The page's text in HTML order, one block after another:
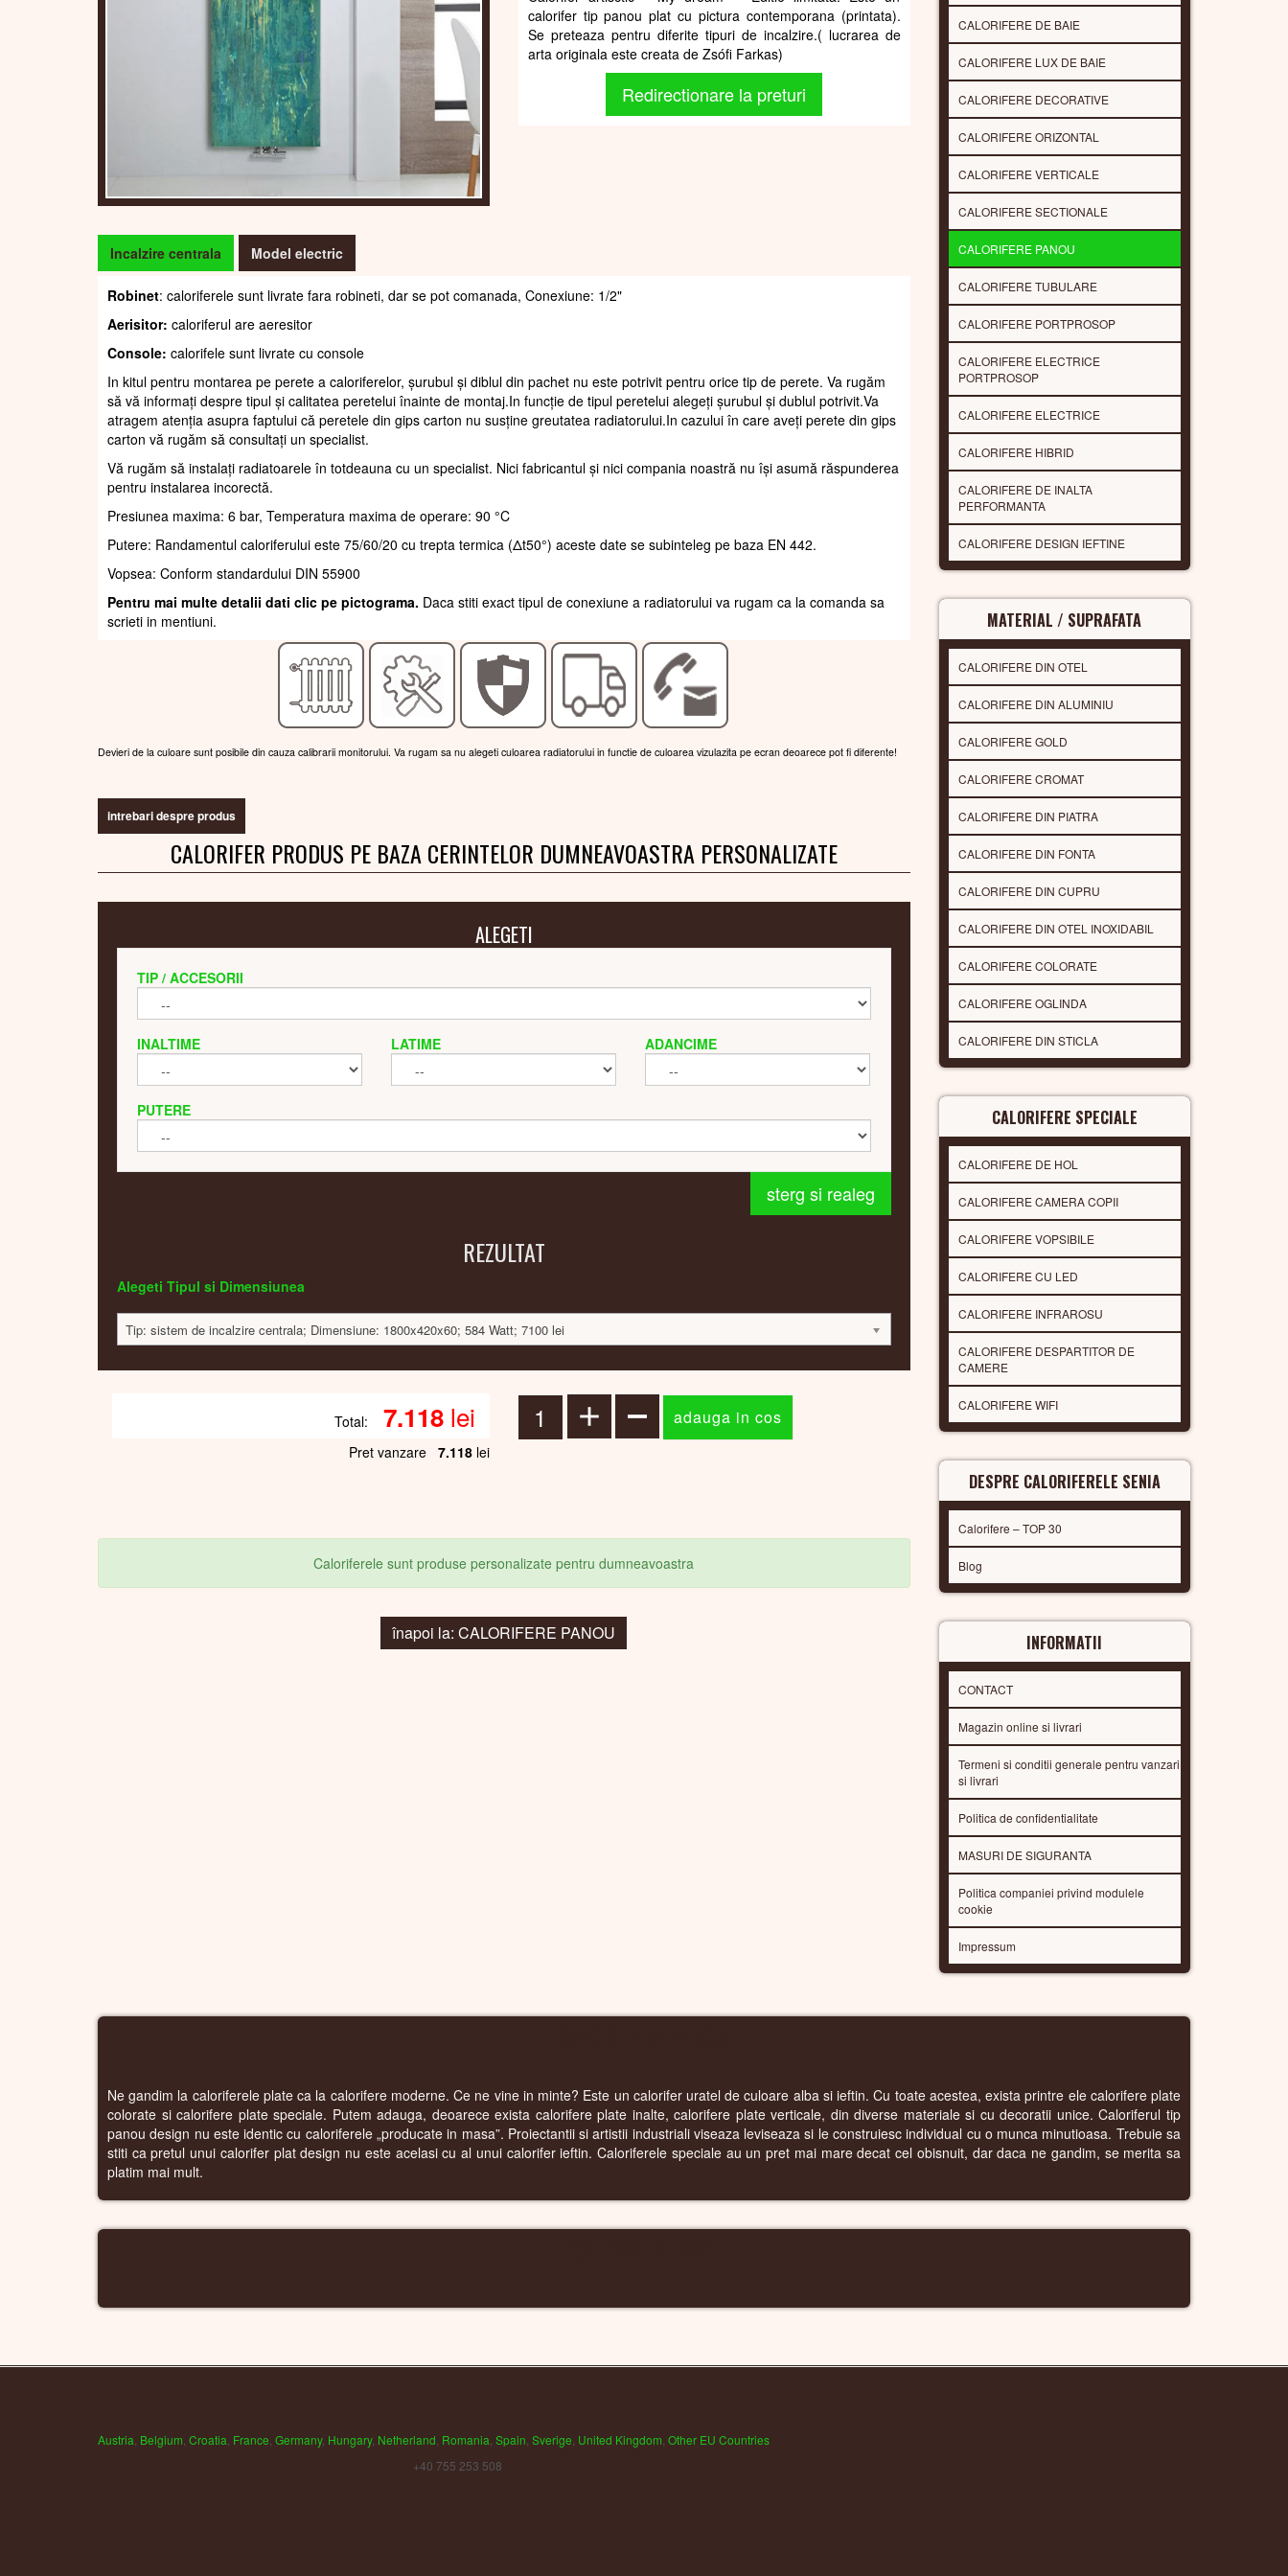
calorifer tip panou plat cu pictura contemporana (printata).
Se preteaza pentru diferite tipuri de incalzire.( lucrarea de
arta originala este creata de Zsófi Farkas)
Redirectionare la preturi
Incalzire centrala Model electric
Robinet: caloriferele sunt livrate fara robineti, dar se pot comanada, Conexiune: 1/2"
Aerisitor: caloriferul are aeresitor
Console: calorifele sunt livrate cu console
In kitul pentru montarea pe perete a caloriferelor, șurubul și diblul din pachet nu este potrivit pentru orice tip de perete. Va rugăm
să vă informați despre tipul și calitatea peretelui înainte de montaj.In funcție de tipul peretelui alegeți șurubul și dublul potrivit.Va
atragem atenția asupra faptului că peretele din gips carton nu susține greutatea radiatorului.In cazului în care aveți perete din gips
carton vă rugăm să consultați un specialist.
Vă rugăm să instalați radiatoarele în totdeauna cu un specialist. Nici fabricantul și nici compania noastră nu își asumă răspunderea
pentru instalarea incorectă.
Presiunea maxima: 6 bar, Temperatura maxima de operare: 90 °C
Putere: Randamentul caloriferului este 75/60/20 cu trepta termica (Δt50°) aceste date se subinteleg pe baza EN 442.
Vopsea: Conform standardului DIN 55900
Pentru mai multe detalii dati clic pe pictograma. Daca stiti exact tipul de conexiune a radiatorului va rugam ca la comanda sa
scrieti in mentiuni.
Devieri de la culoare sunt posibile din cauza calibrarii monitorului. Va rugam sa nu alegeti culoarea radiatorului in functie de culoarea vizulazita pe ecran deoarece pot fi diferente!
intrebari despre produs
CALORIFER PRODUS PE BAZA CERINTELOR DUMNEAVOASTRA PERSONALIZATE
ALEGETI
TIP / ACCESORII
INALTIME LATIME ADANCIME
PUTERE
sterg si realeg
REZULTAT
Alegeti Tipul si Dimensiunea
Tip: sistem de incalzire centrala; Dimensiune: 1800x420x60; 584 Watt; 7100 lei
Total: 7.118lei
Pret vanzare 7.118lei
Caloriferele sunt produse personalizate pentru dumneavoastra
înapoi la: CALORIFERE PANOU
CALORIFERE DE BAIE
CALORIFERE LUX DE BAIE
CALORIFERE DECORATIVE
CALORIFERE ORIZONTAL
CALORIFERE VERTICALE
CALORIFERE SECTIONALE
CALORIFERE PANOU
CALORIFERE TUBULARE
CALORIFERE PORTPROSOP
CALORIFERE ELECTRICE
PORTPROSOP
CALORIFERE ELECTRICE
CALORIFERE HIBRID
CALORIFERE DE INALTA
PERFORMANTA
CALORIFERE DESIGN IEFTINE
MATERIAL / SUPRAFATA
CALORIFERE DIN OTEL
CALORIFERE DIN ALUMINIU
CALORIFERE GOLD
CALORIFERE CROMAT
CALORIFERE DIN PIATRA
CALORIFERE DIN FONTA
CALORIFERE DIN CUPRU
CALORIFERE DIN OTEL INOXIDABIL
CALORIFERE COLORATE
CALORIFERE OGLINDA
CALORIFERE DIN STICLA
CALORIFERE SPECIALE
CALORIFERE DE HOL
CALORIFERE CAMERA COPII
CALORIFERE VOPSIBILE
CALORIFERE CU LED
CALORIFERE INFRAROSU
CALORIFERE DESPARTITOR DE
CAMERE
CALORIFERE WIFI
DESPRE CALORIFERELE SENIA
Calorifere – TOP 30
Blog
INFORMATII
CONTACT
Magazin online si livrari
Termeni si conditii generale pentru vanzari
si livrari
Politica de confidentialitate
MASURI DE SIGURANTA
Politica companiei privind modulele
cookie
Impressum
Ne gandim la caloriferele plate ca la calorifere moderne. Ce ne vine in minte? Este un calorifer uratel de culoare alba si ieftin. Cu toate acestea, exista printre ele calorifere plate
colorate si calorifere plate speciale. Putem adauga, deoarece exista calorifere plate inalte, calorifere plate verticale, din diverse materiale si cu decoratii unice. Caloriferul tip
panou design nu este identic cu caloriferele „producate in masa”. Proiectantii si artistii industriali viseaza leviseaza si le construiesc individual cu o munca minutioasa. Trebuie sa
stiti ca pretul unui calorifer plat design nu este acelasi cu al unui calorifer ieftin. Caloriferele speciale au un pret mai mare decat cel obisnuit, dar daca ne gandim, se merita sa
platim mai mult.
Austria Belgium Croatia France Germany, Hungary, Netherland Romania Spain Sverige United Kingdom Other EU Countries
+40 755 253 508